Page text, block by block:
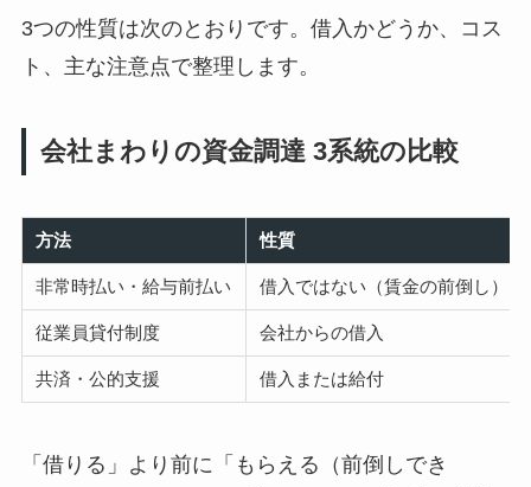
3つの性質は次のとおりです。借入かどうか、コス
ト、主な注意点で整理します。
会社まわりの資金調達 3系統の比較
方法 性質
非常時払い・給与前払い 借入ではない（賃金の前倒し）
従業員貸付制度 会社からの借入
共済・公的支援 借入または給付
「借りる」より前に「もらえる（前倒しでき